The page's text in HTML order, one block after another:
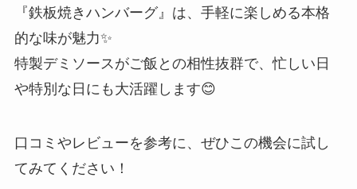
『鉄板焼きハンバーグ』は、手軽に楽しめる本格
的な味が魅力✨
特製デミソースがご飯との相性抜群で、忙しい日
や特別な日にも大活躍します😊
口コミやレビューを参考に、ぜひこの機会に試し
てみてください！